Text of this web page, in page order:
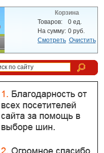
Корзина
Товаров:
0 ед.
На сумму: 0 руб.
Смотреть Очистить